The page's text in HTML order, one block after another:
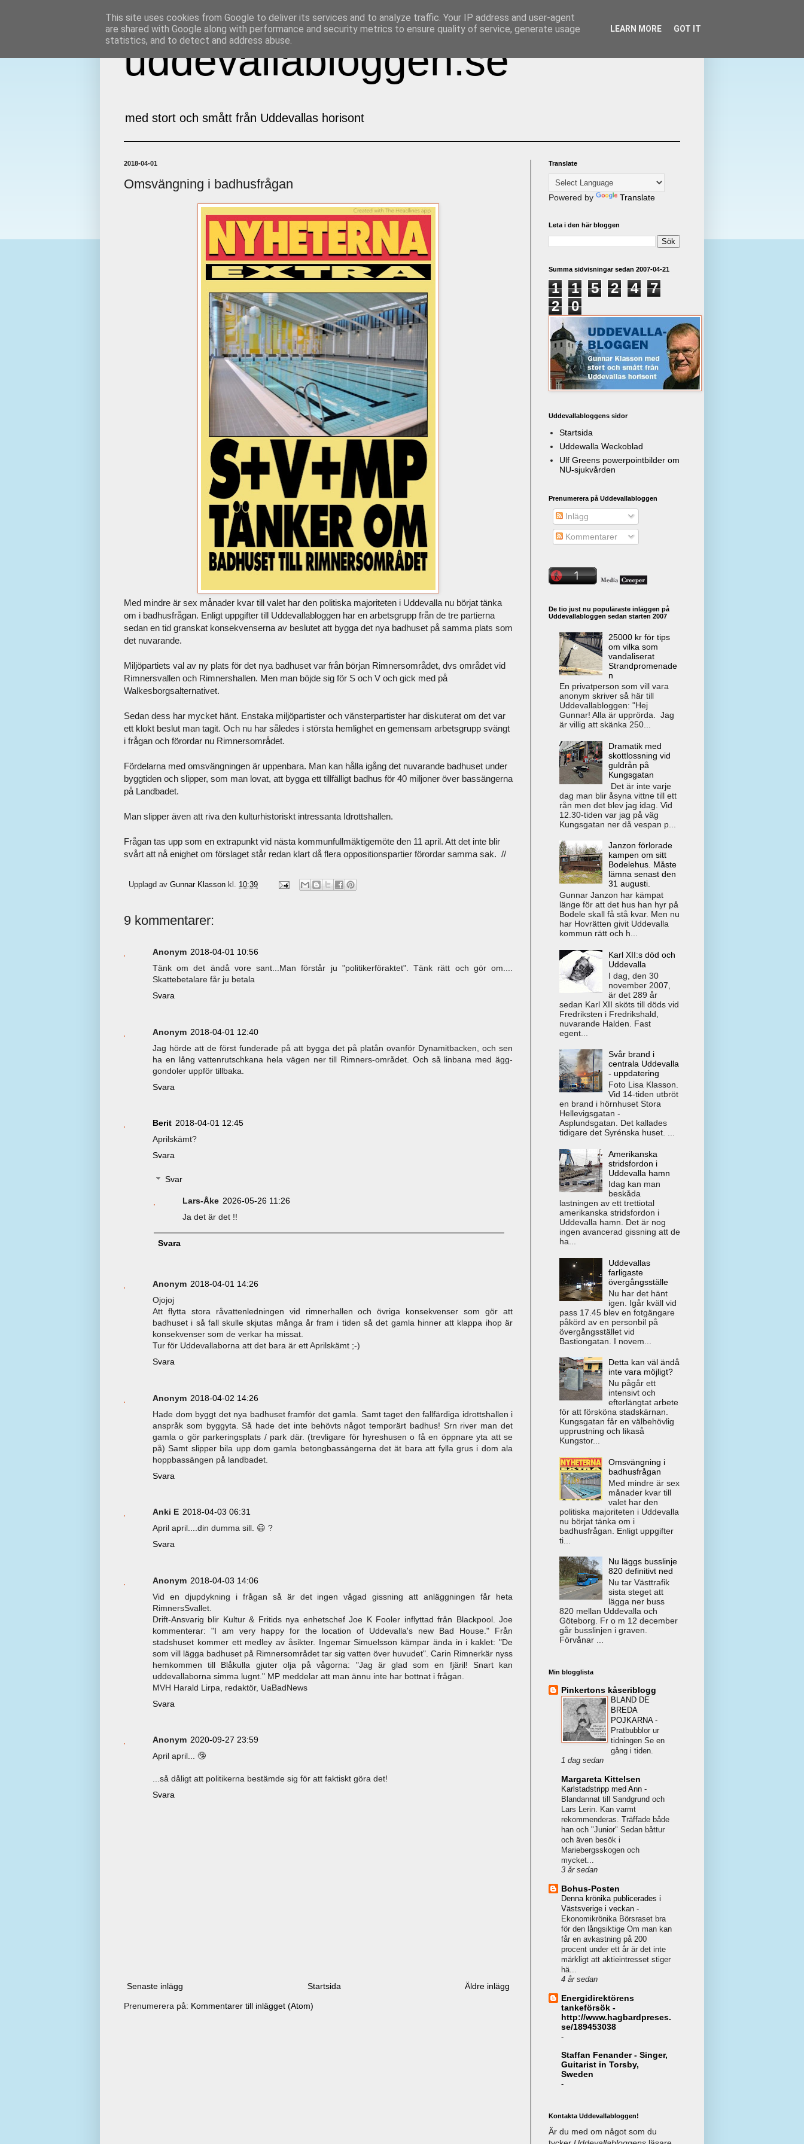
uddevallabloggen.se
med stort och smått från Uddevallas horisont
2018-04-01
Omsvängning i badhusfrågan
Med mindre är sex månader kvar till valet har den politiska majoriteten i Uddevalla nu börjat tänka
om i badhusfrågan. Enligt uppgifter till Uddevallabloggen har en arbetsgrupp från de tre partierna
sedan en tid granskat konsekvenserna av beslutet att bygga det nya badhuset på samma plats som
det nuvarande.
Miljöpartiets val av ny plats för det nya badhuset var från början Rimnersområdet, dvs området vid
Rimnersvallen och Rimnershallen. Men man böjde sig för S och V och gick med på
Walkesborgsalternativet.
Sedan dess har mycket hänt. Enstaka miljöpartister och vänsterpartister har diskuterat om det var
ett klokt beslut man tagit. Och nu har således i största hemlighet en gemensam arbetsgrupp svängt
i frågan och förordar nu Rimnersområdet.
Fördelarna med omsvängningen är uppenbara. Man kan hålla igång det nuvarande badhuset under
byggtiden och slipper, som man lovat, att bygga ett tillfälligt badhus för 40 miljoner över bassängerna
på Landbadet.
Man slipper även att riva den kulturhistoriskt intressanta Idrottshallen.
Frågan tas upp som en extrapunkt vid nästa kommunfullmäktigemöte den 11 april. Att det inte blir
svårt att nå enighet om förslaget står redan klart då flera oppositionspartier förordar samma sak. //
Upplagd av Gunnar Klasson kl. 10:39
9 kommentarer:
Anonym 2018-04-01 10:56
Tänk om det ändå vore sant...Man förstår ju "politikerföraktet". Tänk rätt och gör om....
Skattebetalare får ju betala
Svara
Anonym 2018-04-01 12:40
Jag hörde att de först funderade på att bygga det på platån ovanför Dynamitbacken, och sen
ha en lång vattenrutschkana hela vägen ner till Rimners-området. Och så linbana med ägg-
gondoler uppför tillbaka.
Svara
Berit 2018-04-01 12:45
Aprilskämt?
Svara
Svar
Lars-Åke 2026-05-26 11:26
Ja det är det !!
Svara
Anonym 2018-04-01 14:26
Ojojoj
Att flytta stora råvattenledningen vid rimnerhallen och övriga konsekvenser som gör att
badhuset i så fall skulle skjutas många år fram i tiden så det gamla hinner att klappa ihop är
konsekvenser som de verkar ha missat.
Tur för Uddevallaborna att det bara är ett Aprilskämt ;-)
Svara
Anonym 2018-04-02 14:26
Hade dom byggt det nya badhuset framför det gamla. Samt taget den fallfärdiga idrottshallen i
anspråk som byggyta. Så hade det inte behövts något temporärt badhus! Srn river man det
gamla o gör parkeringsplats / park där. (trevligare för hyreshusen o få en öppnare yta att se
på) Samt slipper bila upp dom gamla betongbassängerna det ät bara att fylla grus i dom ala
hoppbassängen på landbadet.
Svara
Anki E 2018-04-03 06:31
April april....din dumma sill. 😃 ?
Svara
Anonym 2018-04-03 14:06
Vid en djupdykning i frågan så är det ingen vågad gissning att anläggningen får heta
RimnersSvallet.
Drift-Ansvarig blir Kultur & Fritids nya enhetschef Joe K Fooler inflyttad från Blackpool. Joe
kommenterar: "I am very happy for the location of Uddevalla's new Bad House." Från
stadshuset kommer ett medley av åsikter. Ingemar Simuelsson kämpar ända in i kaklet: "De
som vill lägga badhuset på Rimnersområdet tar sig vatten över huvudet". Carin Rimnerkär nyss
hemkommen till Blåkulla gjuter olja på vågorna: "Jag är glad som en fjäril! Snart kan
uddevallaborna simma lugnt." MP meddelar att man ännu inte har bottnat i frågan.
MVH Harald Lirpa, redaktör, UaBadNews
Svara
Anonym 2020-09-27 23:59
April april... 🤥
...så dåligt att politikerna bestämde sig för att faktiskt göra det!
Svara
Senaste inlägg Äldre inlägg
Startsida
Prenumerera på: Kommentarer till inlägget (Atom)
Translate
Powered by Translate
Leta i den här bloggen
Summa sidvisningar sedan 2007-04-21
1 1 5 2 4
7
2
0
Uddevallabloggens sidor
Startsida
Uddewalla Weckoblad
Ulf Greens powerpointbilder om
NU-sjukvården
Prenumerera på Uddevallabloggen
Inlägg
Kommentarer
De tio just nu populäraste inläggen på
Uddevallabloggen sedan starten 2007
25000 kr för tips
om vilka som
vandaliserat
Strandpromenade
n
En privatperson som vill vara
anonym skriver så här till
Uddevallabloggen: "Hej
Gunnar! Alla är upprörda. Jag
är villig att skänka 250...
Dramatik med
skottlossning vid
guldrån på
Kungsgatan
Det är inte varje
dag man blir åsyna vittne till ett
rån men det blev jag idag. Vid
12.30-tiden var jag på väg
Kungsgatan ner då vespan p...
Janzon förlorade
kampen om sitt
Bodelehus. Måste
lämna senast den
31 augusti.
Gunnar Janzon har kämpat
länge för att det hus han hyr på
Bodele skall få stå kvar. Men nu
har Hovrätten givit Uddevalla
kommun rätt och h...
Karl XII:s död och
Uddevalla
I dag, den 30
november 2007,
är det 289 år
sedan Karl XII sköts till döds vid
Fredriksten i Fredrikshald,
nuvarande Halden. Fast
egent...
Svår brand i
centrala Uddevalla
- uppdatering
Foto Lisa Klasson.
Vid 14-tiden utbröt
en brand i hörnhuset Stora
Hellevigsgatan -
Asplundsgatan. Det kallades
tidigare det Syrénska huset. ...
Amerikanska
stridsfordon i
Uddevalla hamn
Idag kan man
beskåda
lastningen av ett trettiotal
amerikanska stridsfordon i
Uddevalla hamn. Det är nog
ingen avancerad gissning att de
ha...
Uddevallas
farligaste
övergångsställe
Nu har det hänt
igen. Igår kväll vid
pass 17.45 blev en fotgängare
påkörd av en personbil på
övergångsstället vid
Bastiongatan. I novem...
Detta kan väl ändå
inte vara möjligt?
Nu pågår ett
intensivt och
efterlängtat arbete
för att försköna stadskärnan.
Kungsgatan får en välbehövlig
upprustning och likaså
Kungstor...
Omsvängning i
badhusfrågan
Med mindre är sex
månader kvar till
valet har den
politiska majoriteten i Uddevalla
nu börjat tänka om i
badhusfrågan. Enligt uppgifter
ti...
Nu läggs busslinje
820 definitivt ned
Nu tar Västtrafik
sista steget att
lägga ner buss
820 mellan Uddevalla och
Göteborg. Fr o m 12 december
går busslinjen i graven.
Förvånar ...
Min blogglista
Pinkertons kåseriblogg
BLAND DE
BREDA
POJKARNA -
Pratbubblor ur
tidningen Se en
gång i tiden.
1 dag sedan
Margareta Kittelsen
Karlstadstripp med Ann -
Blandannat till Sandgrund och
Lars Lerin. Kan varmt
rekommenderas. Träffade både
han och "Junior" Sedan båttur
och även besök i
Mariebergsskogen och
mycket...
3 år sedan
Bohus-Posten
Denna krönika publicerades i
Västsverige i veckan -
Ekonomikrönika Börsraset bra
för den långsiktige Om man kan
får en avkastning på 200
procent under ett år är det inte
märkligt att aktieintresset stiger
hä...
4 år sedan
Energidirektörens
tankeförsök -
http://www.hagbardpreses.
se/189453038
-
Staffan Fenander - Singer,
Guitarist in Torsby,
Sweden
-
Kontakta Uddevallabloggen!
Är du med om något som du
This site uses cookies from Google to deliver its services and to analyze traffic. Your IP address and user-agent
are shared with Google along with performance and security metrics to ensure quality of service, generate usage
statistics, and to detect and address abuse.
LEARN MORE GOT IT